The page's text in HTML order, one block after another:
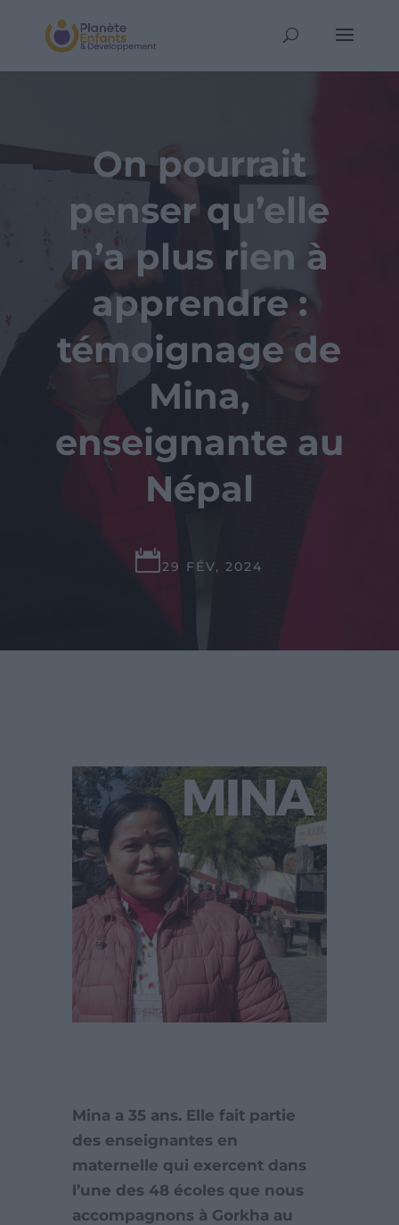
On pourrait
penser qu’elle
n’a plus rien à
apprendre :
témoignage de
Mina,
enseignante au
Népal
29 FÉV, 2024
Mina a 35 ans. Elle fait partie
des enseignantes en
maternelle qui exercent dans
l’une des 48 écoles que nous
accompagnons à Gorkha au